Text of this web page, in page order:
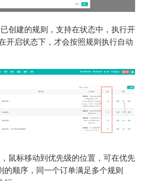
创建的规则，支持在状态中，执行开
开启状态下，才会按照规则执行自动
鼠标移动到优先级的位置，可在优先
的顺序，同一个订单满足多个规则